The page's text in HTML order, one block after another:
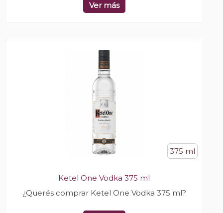
Ver más
375 ml
Ketel One Vodka 375 ml
¿Querés comprar Ketel One Vodka 375 ml?